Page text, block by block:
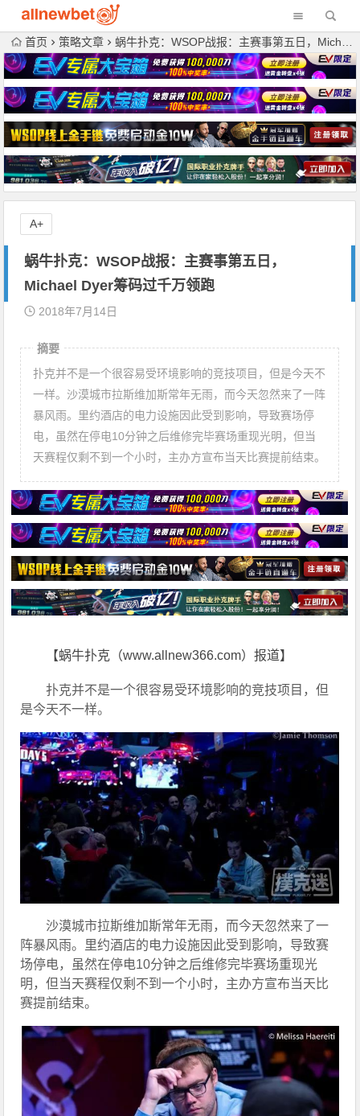
首页 策略文章 蜗牛扑克：WSOP战报：主赛事第五日，Michael Dyer筹码过千万领跑
蜗牛扑克：WSOP战报：主赛事第五日，
Michael Dyer筹码过千万领跑
2018年7月14日
摘要
扑克并不是一个很容易受环境影响的竞技项目，但是今天不
一样。沙漠城市拉斯维加斯常年无雨，而今天忽然来了一阵
暴风雨。里约酒店的电力设施因此受到影响，导致赛场停
电，虽然在停电10分钟之后维修完毕赛场重现光明，但当
天赛程仅剩不到一个小时，主办方宣布当天比赛提前结束。
【蜗牛扑克（www.allnew366.com）报道】
扑克并不是一个很容易受环境影响的竞技项目，但
是今天不一样。
沙漠城市拉斯维加斯常年无雨，而今天忽然来了一
阵暴风雨。里约酒店的电力设施因此受到影响，导致赛
场停电，虽然在停电10分钟之后维修完毕赛场重现光
明，但当天赛程仅剩不到一个小时，主办方宣布当天比
赛提前结束。
A+